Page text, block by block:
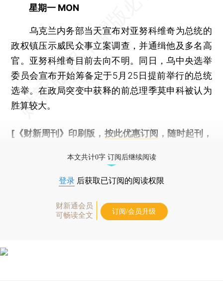
星期一 MON
乌克兰内务部当天宣布对亚努科维奇为总统的
政权镇压示威民众事立案调查，并通缉他及多名高
官。亚努科维奇目前去向不明。同日，乌中央选举
委员会宣布开始筹备定于5月25日提前举行的总统
选举。在政局突变中获释的前总理季莫申科被认为
胜算较大。
[《财新周刊》印刷版， 按此优惠订阅 ，随时起刊，
本文共计0字 订阅后继续阅读
登录 后获取已订阅的阅读权限
财新通会员
可畅读全文
订阅/会员升级